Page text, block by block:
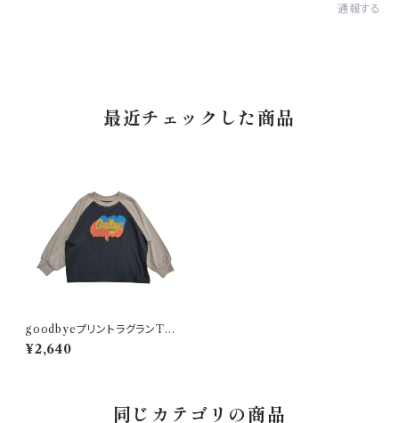
通報する
最近チェックした商品
goodbyeプリントラグランTシ
ャツ 150-160 グレージュ
¥2,640
同じカテゴリの商品